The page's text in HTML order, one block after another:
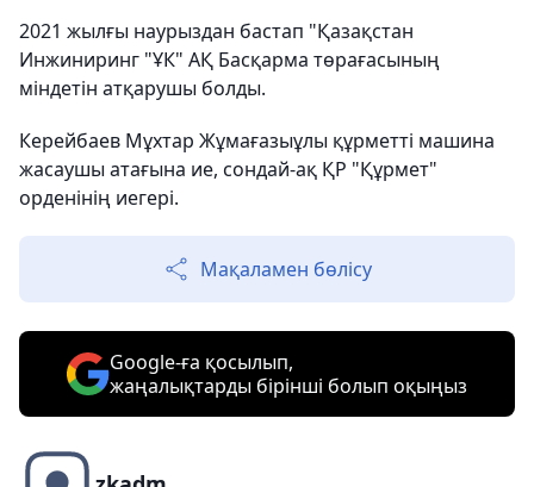
2021 жылғы наурыздан бастап "Қазақстан
Инжиниринг "ҰК" АҚ Басқарма төрағасының
міндетін атқарушы болды.
Керейбаев Мұхтар Жұмағазыұлы құрметті машина
жасаушы атағына ие, сондай-ақ ҚР "Құрмет"
орденінің иегері.
Мақаламен бөлісу
Google-ға қосылып,
жаңалықтарды бірінші болып оқыңыз